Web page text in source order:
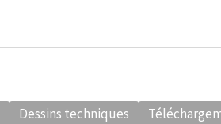
Dessins techniques